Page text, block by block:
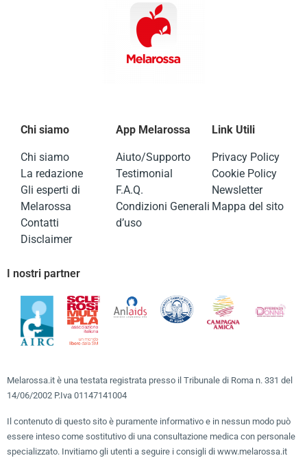
Chi siamo
Chi siamo
La redazione
Gli esperti di
Melarossa
Contatti
Disclaimer
App Melarossa
Aiuto/Supporto
Testimonial
F.A.Q.
Condizioni Generali
d’uso
Link Utili
Privacy Policy
Cookie Policy
Newsletter
Mappa del sito
I nostri partner
Melarossa.it è una testata registrata presso il Tribunale di Roma n. 331 del
14/06/2002 P.Iva 01147141004
Il contenuto di questo sito è puramente informativo e in nessun modo può
essere inteso come sostitutivo di una consultazione medica con personale
specializzato. Invitiamo gli utenti a seguire i consigli di www.melarossa.it